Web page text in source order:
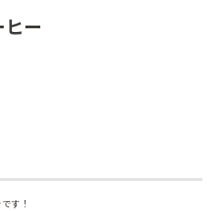
ー
す！